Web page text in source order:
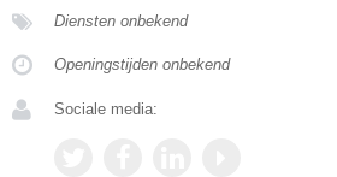
Diensten onbekend
Openingstijden onbekend
Sociale media: